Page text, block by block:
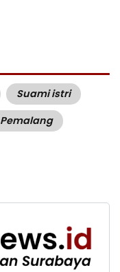
Suami istri
Pemalang